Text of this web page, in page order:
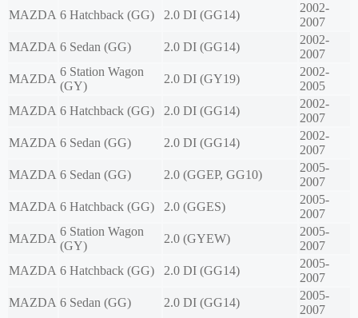
MAZDA 6 Hatchback (GG) 2.0 DI (GG14)
2002-
2007
MAZDA 6 Sedan (GG) 2.0 DI (GG14)
2002-
2007
MAZDA
6 Station Wagon
(GY)
2.0 DI (GY19)
2002-
2005
MAZDA 6 Hatchback (GG) 2.0 DI (GG14)
2002-
2007
MAZDA 6 Sedan (GG) 2.0 DI (GG14)
2002-
2007
MAZDA 6 Sedan (GG) 2.0 (GGEP, GG10)
2005-
2007
MAZDA 6 Hatchback (GG) 2.0 (GGES)
2005-
2007
MAZDA
6 Station Wagon
(GY)
2.0 (GYEW)
2005-
2007
MAZDA 6 Hatchback (GG) 2.0 DI (GG14)
2005-
2007
MAZDA 6 Sedan (GG) 2.0 DI (GG14)
2005-
2007